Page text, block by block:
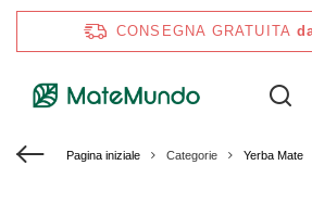
CONSEGNA GRATUITA
Pagina iniziale Categorie Yerba Mate